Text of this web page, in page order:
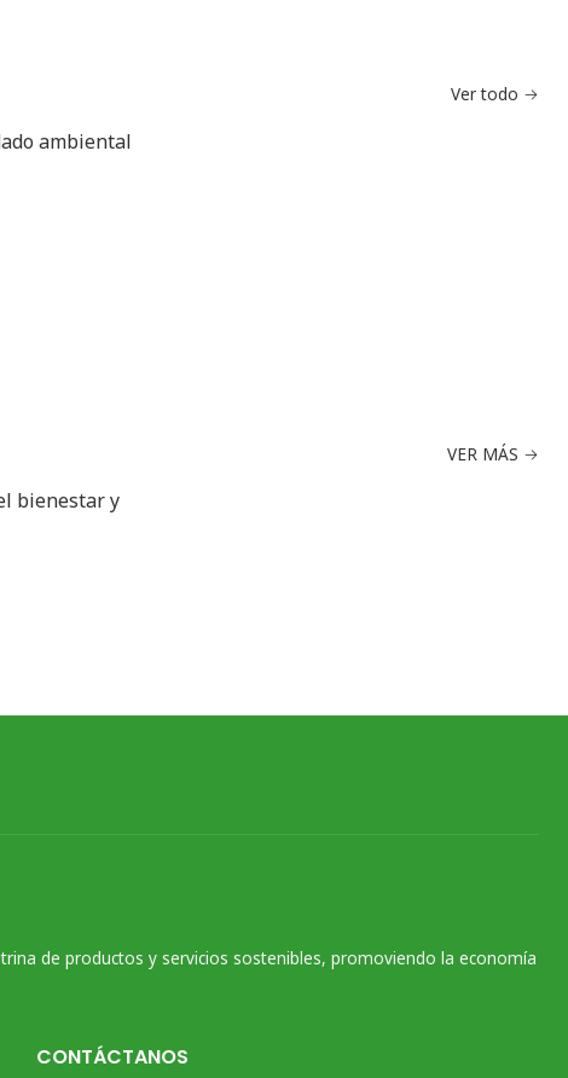
ambiental
Ver todo
bienestar y
VER MÁS
de productos y servicios sostenibles, promoviendo la economía
CONTÁCTANOS